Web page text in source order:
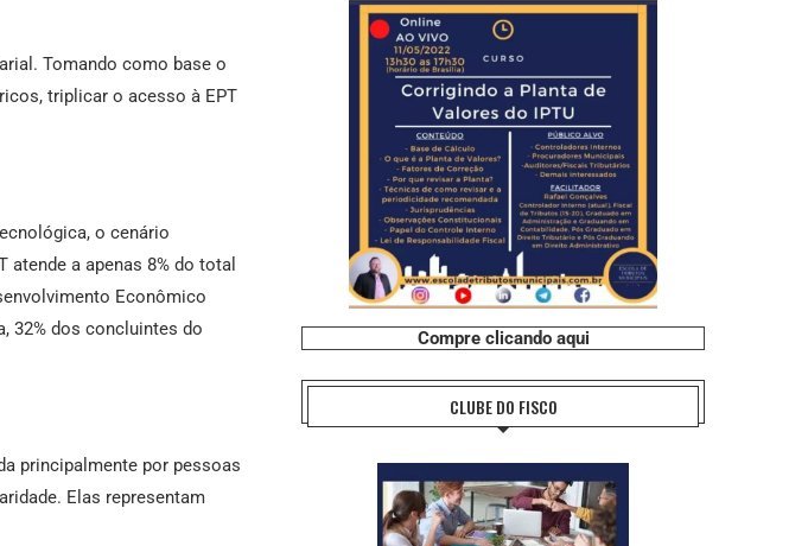
Tomando como base o
triplicar o acesso à EPT
o cenário
a apenas 8% do total
Econômico
32% dos concluintes do
principalmente por pessoas
Elas representam
Compre clicando aqui
CLUBE DO FISCO